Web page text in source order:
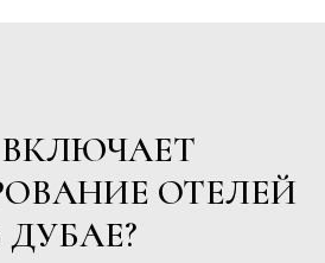
ОТЕЛЕЙ
ДУБАЕ?